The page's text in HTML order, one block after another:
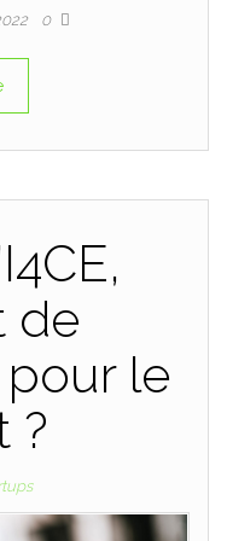
0
de
pour le
?